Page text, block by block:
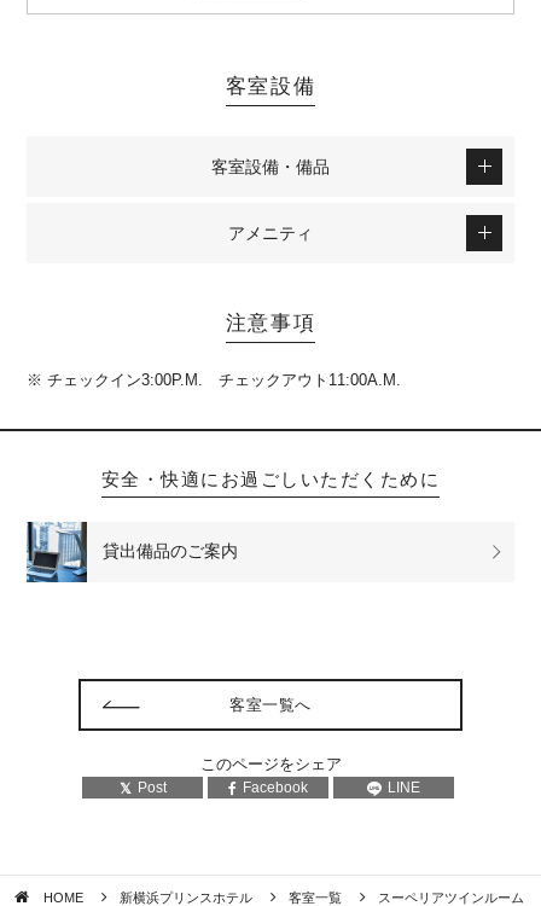
客室設備
客室設備・備品
アメニティ
注意事項
※ チェックイン3:00P.M. チェックアウト11:00A.M.
安全・快適にお過ごしいただくために
貸出備品のご案内
客室一覧へ
このページをシェア
Post Facebook LINE
HOME 新横浜プリンスホテル 客室一覧 スーペリアツインルーム